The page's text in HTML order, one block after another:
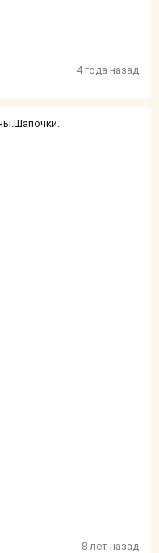
4 года назад
8 лет назад